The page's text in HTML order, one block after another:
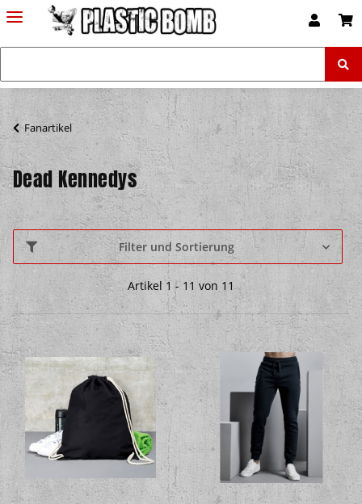
Fanartikel
Dead Kennedys
Filter und Sortierung
Artikel 1 - 11 von 11